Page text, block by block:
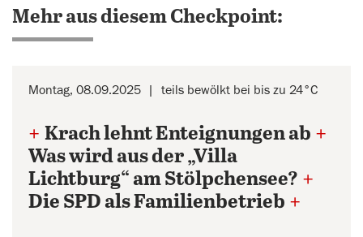
Mehr aus diesem Checkpoint:
Montag, 08.09.2025 teils bewölkt bei bis zu 24°C
+ Krach lehnt Enteignungen ab +
Was wird aus der „Villa
Lichtburg“ am Stölpchensee? +
Die SPD als Familienbetrieb +